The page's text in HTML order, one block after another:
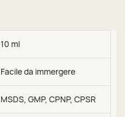
10 ml
Facile da immergere
MSDS, GMP, CPNP, CPSR